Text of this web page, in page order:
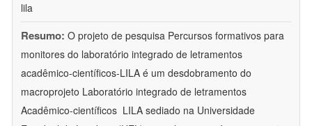
lila
Resumo: O projeto de pesquisa Percursos formativos para
monitores do laboratório integrado de letramentos
acadêmico-científicos-LILA é um desdobramento do
macroprojeto Laboratório integrado de letramentos
Acadêmico-científicos  LILA sediado na Universidade